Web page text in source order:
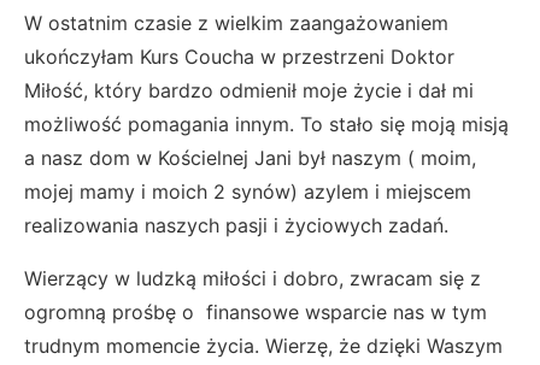
W ostatnim czasie z wielkim zaangażowaniem
ukończyłam Kurs Coucha w przestrzeni Doktor
Miłość, który bardzo odmienił moje życie i dał mi
możliwość pomagania innym. To stało się moją misją
a nasz dom w Kościelnej Jani był naszym ( moim,
mojej mamy i moich 2 synów) azylem i miejscem
realizowania naszych pasji i życiowych zadań.
Wierzący w ludzką miłości i dobro, zwracam się z
ogromną prośbę o finansowe wsparcie nas w tym
trudnym momencie życia. Wierzę, że dzięki Waszym